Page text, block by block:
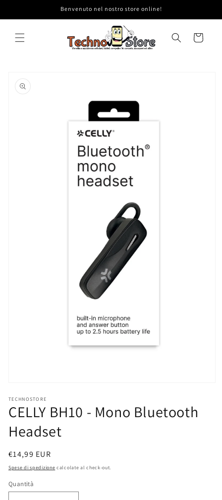
ai contenuti
Benvenuto nel nostro store online!
Carrello
informazioni
sul prodotto
multimediali
1
in
modale
TECHNOSTORE
CELLY BH10 - Mono Bluetooth
Headset
Prezzo
di
€14,99 EUR
Spese di spedizione calcolate al check-out.
Quantità